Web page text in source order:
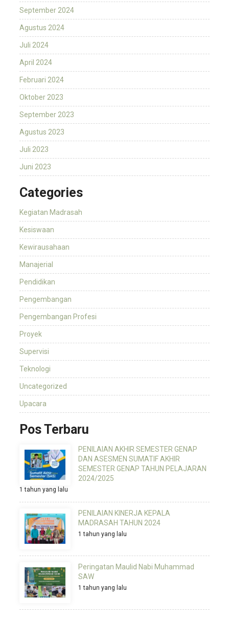
September 2024
Agustus 2024
Juli 2024
April 2024
Februari 2024
Oktober 2023
September 2023
Agustus 2023
Juli 2023
Juni 2023
Categories
Kegiatan Madrasah
Kesiswaan
Kewirausahaan
Manajerial
Pendidikan
Pengembangan
Pengembangan Profesi
Proyek
Supervisi
Teknologi
Uncategorized
Upacara
Pos Terbaru
PENILAIAN AKHIR SEMESTER GENAP
DAN ASESMEN SUMATIF AKHIR
SEMESTER GENAP TAHUN PELAJARAN
2024/2025
1 tahun yang lalu
PENILAIAN KINERJA KEPALA
MADRASAH TAHUN 2024
1 tahun yang lalu
Peringatan Maulid Nabi Muhammad
SAW
1 tahun yang lalu